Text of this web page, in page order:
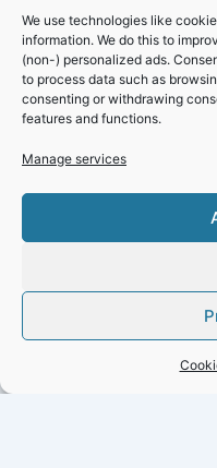
We use technologies like
information. We do this to
(non-) personalized ads.
to process data such as
consenting or withdrawing
features and functions.
Manage services
RAJA SA își onorează
Pictură și Desen “Apa